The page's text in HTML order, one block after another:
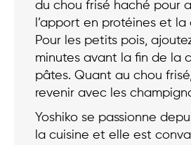
du chou frisé haché pour
l’apport en protéines et
Pour les petits pois,
minutes avant la fin de la
pâtes. Quant au chou
revenir avec les
Yoshiko se passionne
la cuisine et elle est